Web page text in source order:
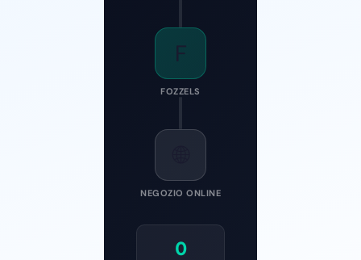
F
FOZZELS
NEGOZIO ONLINE
0